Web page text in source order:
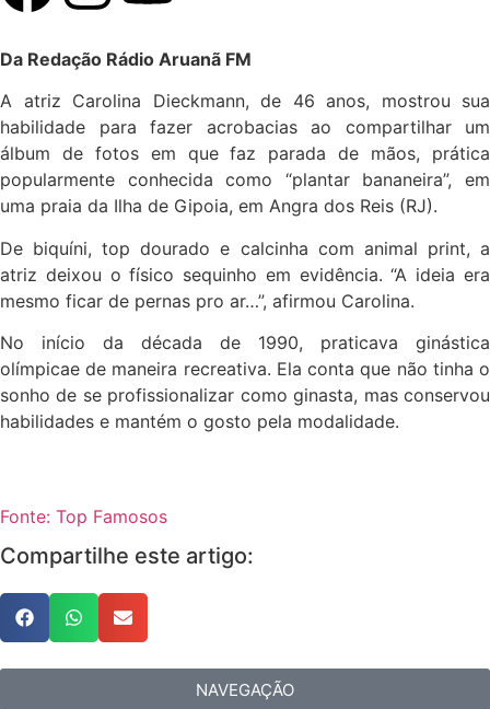
Da Redação Rádio Aruanã FM
A atriz Carolina Dieckmann, de 46 anos, mostrou sua
habilidade para fazer acrobacias ao compartilhar um
álbum de fotos em que faz parada de mãos, prática
popularmente conhecida como “plantar bananeira”, em
uma praia da Ilha de Gipoia, em Angra dos Reis (RJ).
De biquíni, top dourado e calcinha com animal print, a
atriz deixou o físico sequinho em evidência. “A ideia era
mesmo ficar de pernas pro ar…”, afirmou Carolina.
No início da década de 1990, praticava ginástica
olímpicae de maneira recreativa. Ela conta que não tinha o
sonho de se profissionalizar como ginasta, mas conservou
habilidades e mantém o gosto pela modalidade.
Fonte: Top Famosos
Compartilhe este artigo:
NAVEGAÇÃO